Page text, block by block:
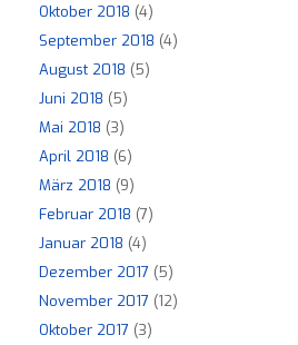
Oktober 2018 (4)
September 2018 (4)
August 2018 (5)
Juni 2018 (5)
Mai 2018 (3)
April 2018 (6)
März 2018 (9)
Februar 2018 (7)
Januar 2018 (4)
Dezember 2017 (5)
November 2017 (12)
Oktober 2017 (3)